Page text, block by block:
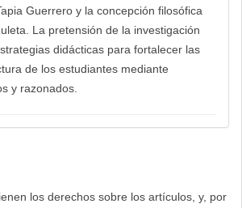
Guerrero y la concepción filosófica
La pretensión de la investigación
didácticas para fortalecer las
de los estudiantes mediante
y razonados.
los derechos sobre los artículos, y, por